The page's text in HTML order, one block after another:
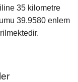
iline 35 kilometre
39.9580 enlem